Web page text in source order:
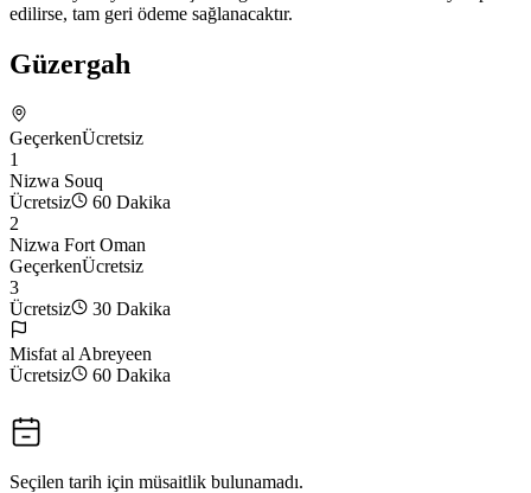
edilirse, tam geri ödeme sağlanacaktır.
Güzergah
GeçerkenÜcretsiz
1
Nizwa Souq
Ücretsiz
60 Dakika
2
Nizwa Fort Oman
GeçerkenÜcretsiz
3
Ücretsiz
30 Dakika
Misfat al Abreyeen
Ücretsiz
60 Dakika
Seçilen tarih için müsaitlik bulunamadı.